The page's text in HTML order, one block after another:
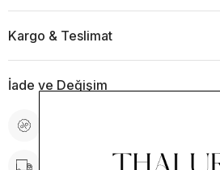
Ürün Özellikleri:
Bağcıklı ön kapama
Relaxed ve rahat kalıp
Yakasız tasarım
Uzun kollu yapı
İnce bağcık detayları
Kargo & Teslimat
İade ve Değişim